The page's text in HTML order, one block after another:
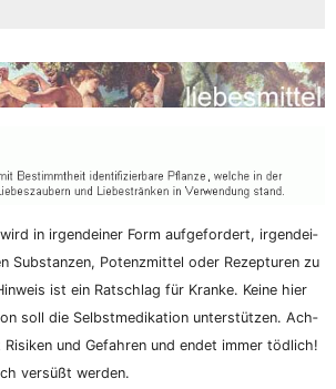
in irgend­ei­ner Form auf­ge­for­dert, irgend­ei­
Sub­stan­zen, Potenz­mit­tel oder Rezep­tu­ren zu
ist ein Rat­schlag für Kran­ke. Kei­ne hier
soll die Selbst­me­di­ka­ti­on unter­stüt­zen. Ach­
und Gefah­ren und endet immer töd­lich!
ver­süßt werden.